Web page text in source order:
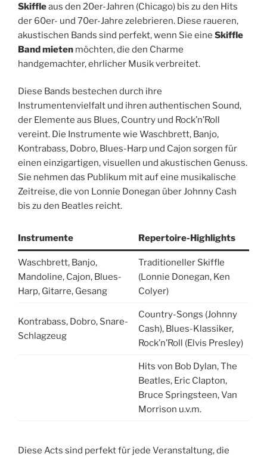
Skiffleaus den 20er-Jahren (Chicago) bis zu den Hits
der 60er- und 70er-Jahre zelebrieren. Diese raueren,
akustischen Bands sind perfekt, wenn Sie eine Skiffle
Band mieten möchten, die den Charme
handgemachter, ehrlicher Musik verbreitet.
Diese Bands bestechen durch ihre
Instrumentenvielfalt und ihren authentischen Sound,
der Elemente aus Blues, Country und Rock’n’Roll
vereint. Die Instrumente wie Waschbrett, Banjo,
Kontrabass, Dobro, Blues-Harp und Cajon sorgen für
einen einzigartigen, visuellen und akustischen Genuss.
Sie nehmen das Publikum mit auf eine musikalische
Zeitreise, die von Lonnie Donegan über Johnny Cash
bis zu den Beatles reicht.
Instrumente Repertoire-Highlights
Waschbrett, Banjo,
Mandoline, Cajon, Blues-
Harp, Gitarre, Gesang
Traditioneller Skiffle
(Lonnie Donegan, Ken
Colyer)
Kontrabass, Dobro, Snare-
Schlagzeug
Country-Songs (Johnny
Cash), Blues-Klassiker,
Rock’n’Roll (Elvis Presley)
Hits von Bob Dylan, The
Beatles, Eric Clapton,
Bruce Springsteen, Van
Morrison u.v.m.
Diese Acts sind perfekt für jede Veranstaltung, die